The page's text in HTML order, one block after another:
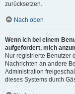
zurücksetzen.
Nach oben
Wenn ich bei einem
aufgefordert, mich
Nur registrierte Benutzer
Nachrichten an andere
Administration
dieses Systems durch